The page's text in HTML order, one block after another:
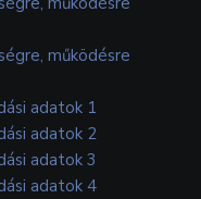
működésre
adatok 1
adatok 2
adatok 3
adatok 4